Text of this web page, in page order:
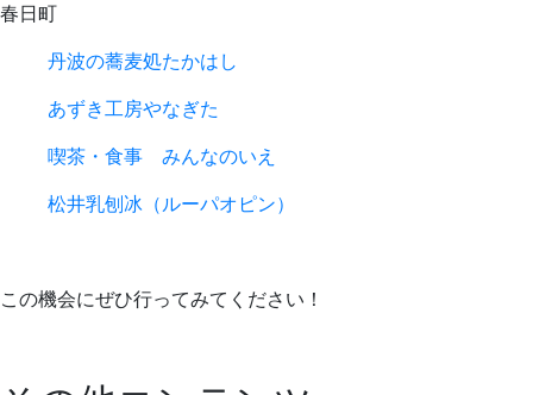
春日町
丹波の蕎麦処たかはし
あずき工房やなぎた
喫茶・食事 みんなのいえ
松井乳刨冰（ルーパオピン）
この機会にぜひ行ってみてください！